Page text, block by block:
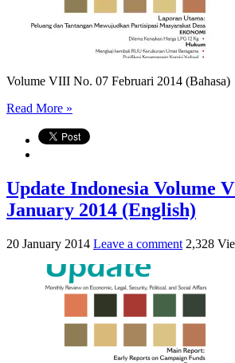
Volume VIII No. 07 Februari 2014 (Bahasa)
Read More »
Update Indonesia Volume
January 2014 (English)
20 January 2014 Leave a comment 2,328